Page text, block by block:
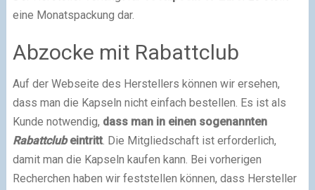
eine Monatspackung dar.
Abzocke mit Rabattclub
Auf der Webseite des Herstellers können wir ersehen,
dass man die Kapseln nicht einfach bestellen. Es ist als
Kunde notwendig, dass man in einen sogenannten
Rabattclubeintritt. Die Mitgliedschaft ist erforderlich,
damit man die Kapseln kaufen kann. Bei vorherigen
Recherchen haben wir feststellen können, dass Hersteller